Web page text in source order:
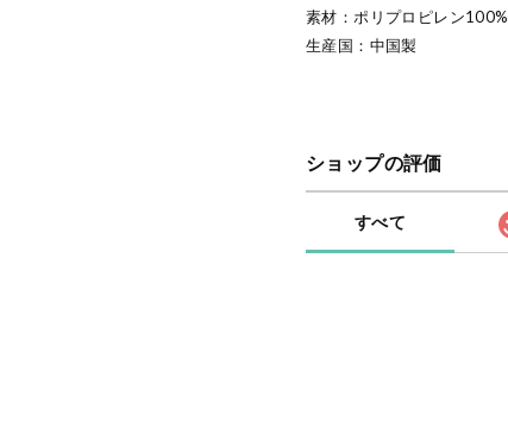
素材：ポリプロピレン100%
生産国：中国製
ショップの評価
すべて